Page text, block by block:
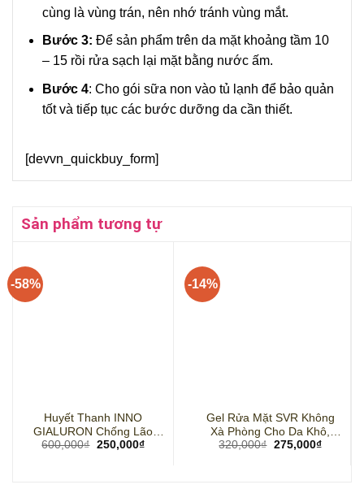
cùng là vùng trán, nên nhớ tránh vùng mắt.
Bước 3: Để sản phẩm trên da mặt khoảng tầm 10
– 15 rồi rửa sạch lại mặt bằng nước ấm.
Bước 4: Cho gói sữa non vào tủ lạnh để bảo quản
tốt và tiếp tục các bước dưỡng da cần thiết.
[devvn_quickbuy_form]
Sản phẩm tương tự
-58%
Huyết Thanh INNO
GIALURON Chống Lão
Hóa, Xóa Mờ Nếp Nhăn
600,000₫ Giá
250,000₫Giá
-14%
Gel Rửa Mặt SVR Không
Xà Phòng Cho Da Khô,
Nhạy Cảm 200ml
320,000₫ Giá
275,000₫Giá